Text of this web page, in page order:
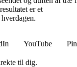
er et
YouTube
til dig.